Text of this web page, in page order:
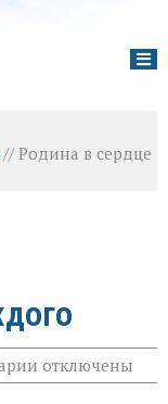
//Родина в сердце
к
записи
отключены